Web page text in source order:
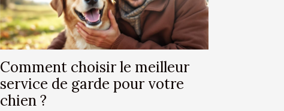
Comment choisir le meilleur
service de garde pour votre
chien ?